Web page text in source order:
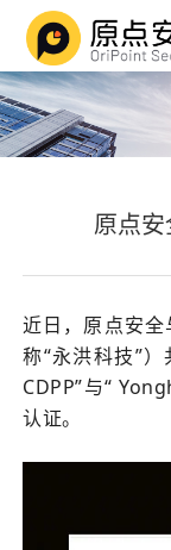
原点
近日，原点安
称“永洪科技”
CDPP”与“
认证。